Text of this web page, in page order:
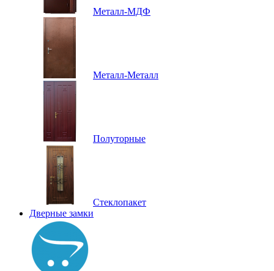
Металл-МДФ
Металл-Металл
Полуторные
Стеклопакет
Дверные замки